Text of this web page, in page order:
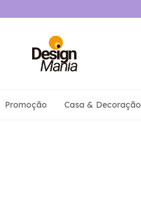
Promoção Casa & Decoração